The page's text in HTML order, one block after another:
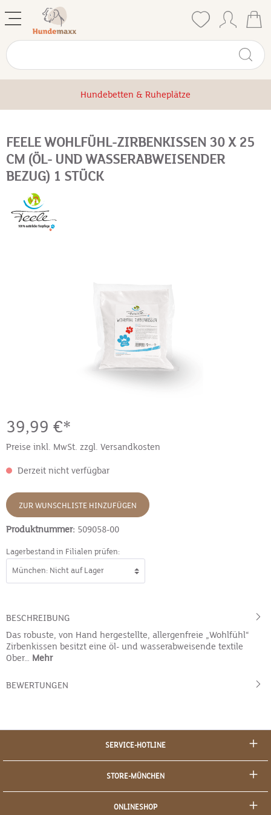
Hundebetten & Ruheplätze
FEELE WOHLFÜHL-ZIRBENKISSEN 30 X 25
CM (ÖL- UND WASSERABWEISENDER
BEZUG) 1 STÜCK
39,99 €*
Preise inkl. MwSt. zzgl. Versandkosten
Derzeit nicht verfügbar
ZUR WUNSCHLISTE HINZUFÜGEN
Produktnummer: 509058-00
Lagerbestand in Filialen prüfen:
BESCHREIBUNG
Das robuste, von Hand hergestellte, allergenfreie „Wohlfühl“
Zirbenkissen besitzt eine öl- und wasserabweisende textile
Ober… Mehr
BEWERTUNGEN
SERVICE-HOTLINE
STORE-MÜNCHEN
ONLINESHOP